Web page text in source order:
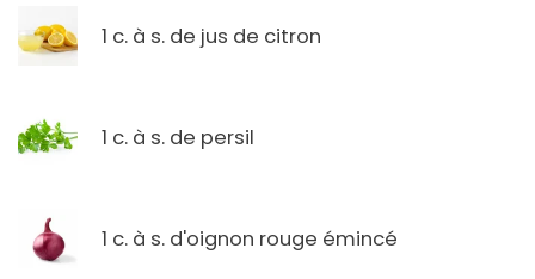
1 c. à s. de jus de citron
1 c. à s. de persil
1 c. à s. d'oignon rouge émincé